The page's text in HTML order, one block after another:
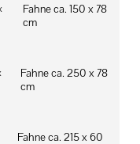
Fahne ca. 150 x 78
cm
Fahne ca. 250 x 78
cm
Fahne ca. 215 x 60